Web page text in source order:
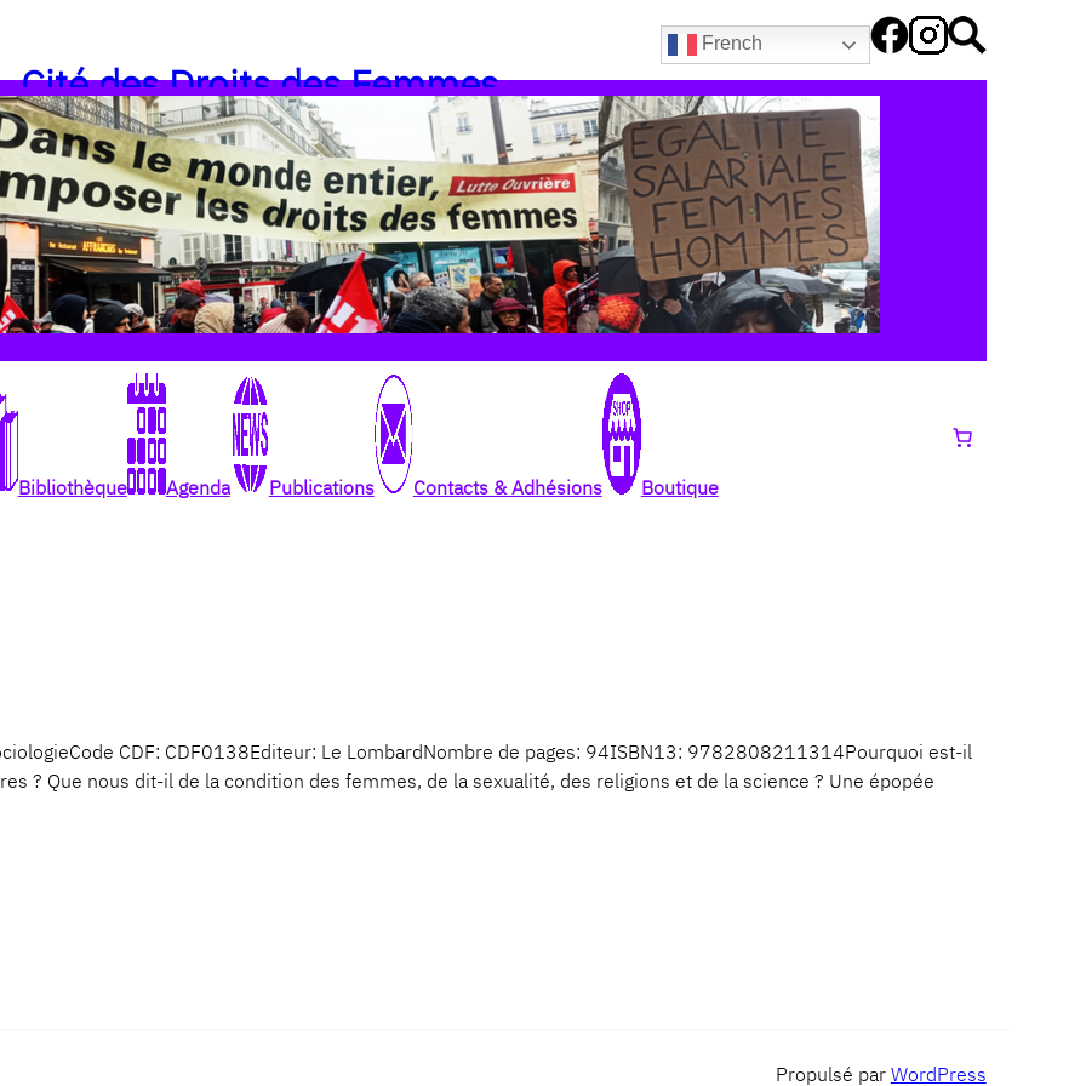
French
Cité des Droits des Femmes
Bibliothèque Agenda Publications Contacts & Adhésions Boutique
CDF: CDF0138Editeur: Le LombardNombre de pages: 94ISBN13: 9782808211314Pourquoi est-il
? Que nous dit-il de la condition des femmes, de la sexualité, des religions et de la science ? Une épopée
Propulsé par WordPress